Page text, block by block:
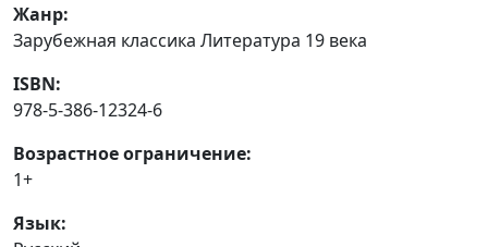
Жанр:
Зарубежная классика Литература 19 века
ISBN:
978-5-386-12324-6
Возрастное ограничение:
1+
Язык: